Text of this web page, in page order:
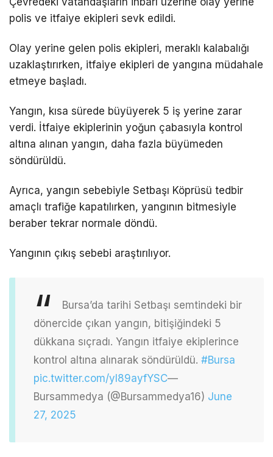
polis ve itfaiye ekipleri sevk edildi.
Olay yerine gelen polis ekipleri, meraklı kalabalığı
uzaklaştırırken, itfaiye ekipleri de yangına müdahale
etmeye başladı.
Yangın, kısa sürede büyüyerek 5 iş yerine zarar
verdi. İtfaiye ekiplerinin yoğun çabasıyla kontrol
altına alınan yangın, daha fazla büyümeden
söndürüldü.
Ayrıca, yangın sebebiyle Setbaşı Köprüsü tedbir
amaçlı trafiğe kapatılırken, yangının bitmesiyle
beraber tekrar normale döndü.
Yangının çıkış sebebi araştırılıyor.
Bursa’da tarihi Setbaşı semtindeki bir
dönercide çıkan yangın, bitişiğindeki 5
dükkana sıçradı. Yangın itfaiye ekiplerince
kontrol altına alınarak söndürüldü. #Bursa
pic.twitter.com/yI89ayfYSC—
Bursammedya (@Bursammedya16) June
27, 2025